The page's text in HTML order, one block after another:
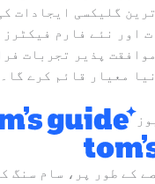
گلیکسی ایجادات
اور نئے فارم
پذیر تجربات
کے طور پر، سام سنگ